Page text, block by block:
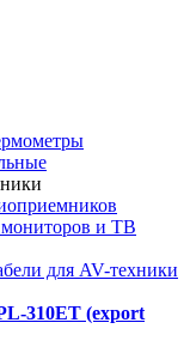
и ТВ
для AV-техники
310ET (export